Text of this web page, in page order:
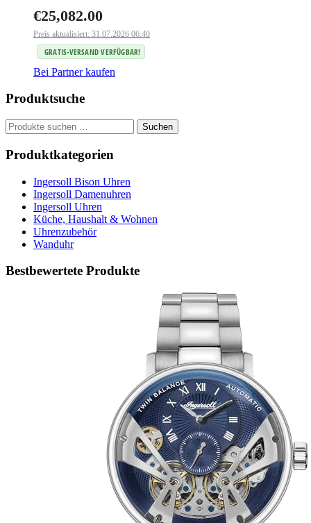
€25,082.00
Preis aktualisiert: 31.07.2026 06:40
GRATIS-VERSAND VERFÜGBAR!
Bei Partner kaufen
Produktsuche
Suchen
nach:
Suchen
Produktkategorien
Ingersoll Bison Uhren
Ingersoll Damenuhren
Ingersoll Uhren
Küche, Haushalt & Wohnen
Uhrenzubehör
Wanduhr
Bestbewertete Produkte